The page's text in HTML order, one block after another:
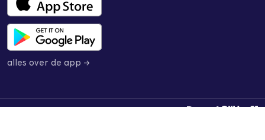
alles over de app →